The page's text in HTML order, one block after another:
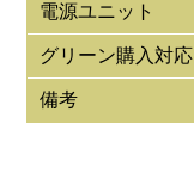
電源ユニット
グリーン購入対応
備考